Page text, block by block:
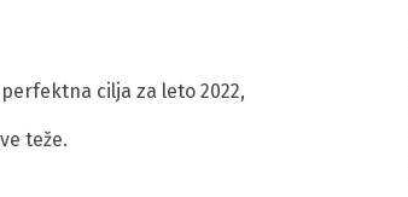
cilja za leto 2022,
teže.